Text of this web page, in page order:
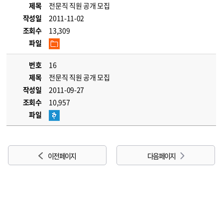
제목
전문직 직원 공개 모집
작성일
2011-11-02
조회수
13,309
파일
번호
16
제목
전문직 직원 공개 모집
작성일
2011-09-27
조회수
10,957
파일
이전 페이지 다음 페이지